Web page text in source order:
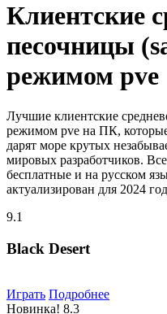
Клиентские
песочницы
режимом pve
Лучшие клиентские
режимом pve на ПК,
дарят море крутых
мировых разработчиков.
бесплатные и на русском
актуализирован для 2024
9.1
Black Desert
Играть Подробнее
Новинка! 8.3